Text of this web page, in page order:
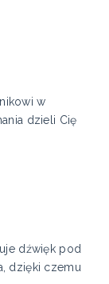
w
dzieli Cię
dźwięk pod
dzięki czemu